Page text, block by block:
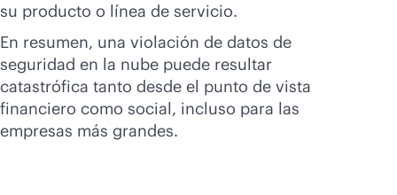
su producto o línea de servicio.
En resumen, una violación de datos de
seguridad en la nube puede resultar
catastrófica tanto desde el punto de vista
financiero como social, incluso para las
empresas más grandes.